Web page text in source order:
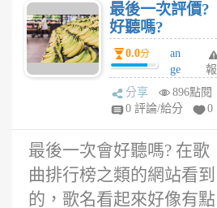
最後一次評價?
好聽嗎?
0.0分
an
ge
la
茜
前
報
分享
896點閱
0 評論/給分
0
最後一次會好聽嗎? 在歌
曲排行榜之類的網站看到
的，歌名看起來好像有點